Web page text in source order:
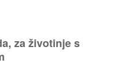
za životinje s